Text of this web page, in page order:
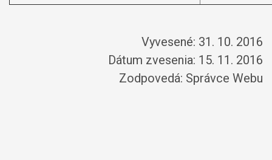
Vyvesené: 31. 10. 2016
Dátum zvesenia: 15. 11. 2016
Zodpovedá: Správce Webu